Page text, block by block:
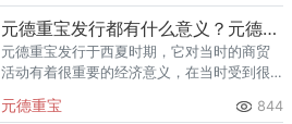
元德重宝发行都有什么意义？元德重宝值得收藏吗？
元德重宝发行于西夏时期，它对当时的商贸
活动有着很重要的经济意义，在当时受到很
多，因此数量罕见。
元德重宝 844